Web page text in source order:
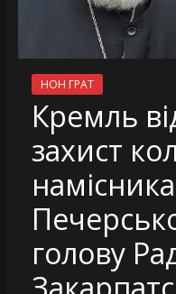
НОН ГРАТ
Кремль
захист
голову